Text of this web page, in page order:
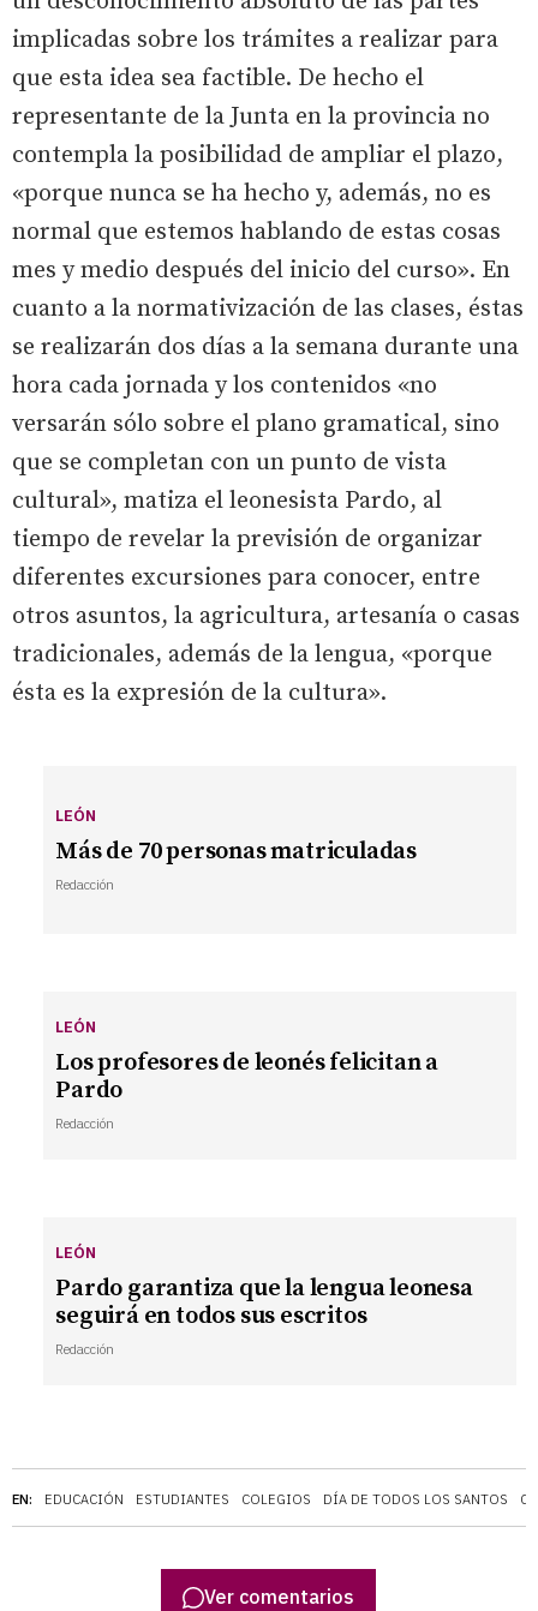
EN: EDUCACIÓN ESTUDIANTES COLEGIOS DÍA DE TODOS LOS SANTOS
implicadas sobre los trámites a realizar para
que esta idea sea factible. De hecho el
representante de la Junta en la provincia no
contempla la posibilidad de ampliar el plazo,
«porque nunca se ha hecho y, además, no es
normal que estemos hablando de estas cosas
mes y medio después del inicio del curso». En
cuanto a la normativización de las clases, éstas
se realizarán dos días a la semana durante una
hora cada jornada y los contenidos «no
versarán sólo sobre el plano gramatical, sino
que se completan con un punto de vista
cultural», matiza el leonesista Pardo, al
tiempo de revelar la previsión de organizar
diferentes excursiones para conocer, entre
otros asuntos, la agricultura, artesanía o casas
tradicionales, además de la lengua, «porque
ésta es la expresión de la cultura».
LEÓN
Más de 70 personas matriculadas
Redacción
LEÓN
Los profesores de leonés felicitan a
Pardo
Redacción
LEÓN
Pardo garantiza que la lengua leonesa
seguirá en todos sus escritos
Redacción
Ver comentarios